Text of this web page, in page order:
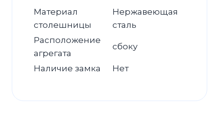
Материал
столешницы
Нержавеющая
сталь
Расположение
агрегата
сбоку
Наличие замка Нет